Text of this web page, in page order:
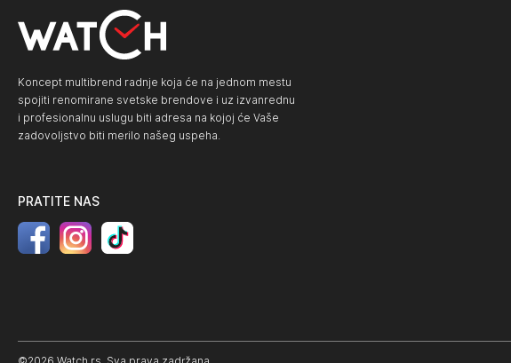
Koncept multibrend radnje koja će na jednom mestu
spojiti renomirane svetske brendove i uz izvanrednu
i profesionalnu uslugu biti adresa na kojoj će Vaše
zadovoljstvo biti merilo našeg uspeha.
PRATITE NAS